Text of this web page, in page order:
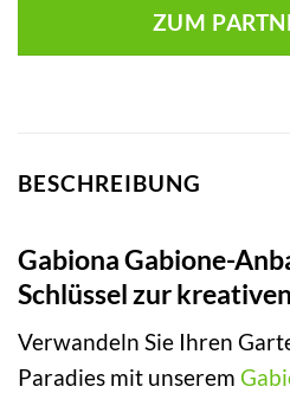
ZUM
BESCHREIBUNG
Gabiona Gabione-
Schlüssel zur
Verwandeln Sie Ihren
Paradies mit unserem